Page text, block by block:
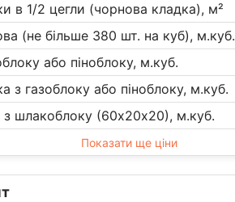
в 1/2 цегли (чорнова кладка), м²
(не більше 380 шт. на куб), м.куб.
або піноблоку, м.куб.
з газоблоку або піноблоку, м.куб.
з шлакоблоку (60х20х20), м.куб.
Показати ще ціни